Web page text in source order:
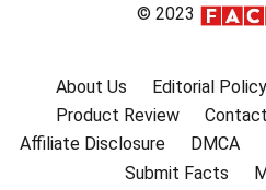
© 2023
About Us Editorial Policy
Product Review
Affiliate Disclosure
DMCA
Submit Facts